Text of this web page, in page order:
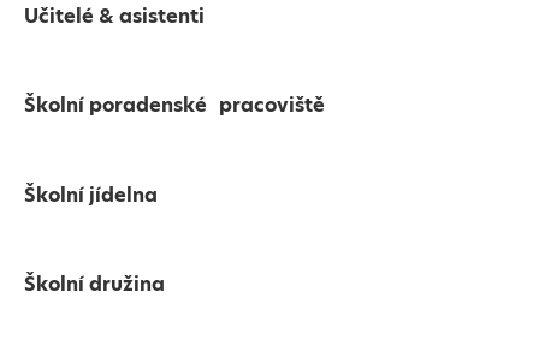
Učitelé & asistenti
Školní poradenské pracoviště
Školní jídelna
Školní družina